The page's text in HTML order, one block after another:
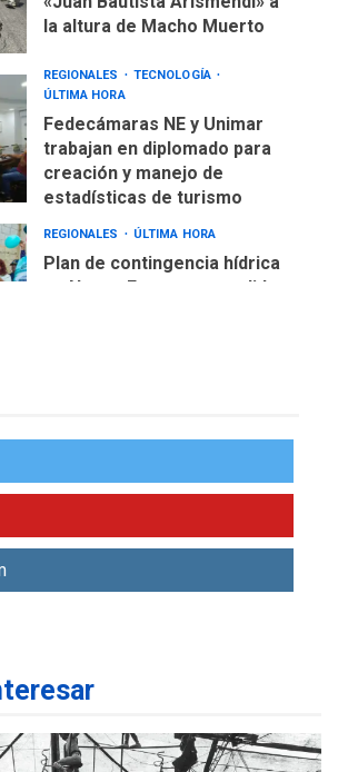
la altura de Macho Muerto
REGIONALES
TECNOLOGÍA
ÚLTIMA HORA
Fedecámaras NE y Unimar
trabajan en diplomado para
creación y manejo de
estadísticas de turismo
REGIONALES ÚLTIMA HORA
Plan de contingencia hídrica
en Nueva Esparta consolida
Margarita será sede de
para aprender a atender
adultos mayores